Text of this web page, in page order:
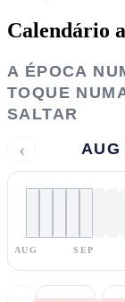
Calendário
A ÉPOCA
TOQUE
SALTAR
‹
AUG SEP